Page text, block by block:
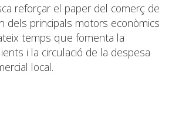
reforçar el paper del comerç de
dels principals motors econòmics
temps que fomenta la
i la circulació de la despesa
local.